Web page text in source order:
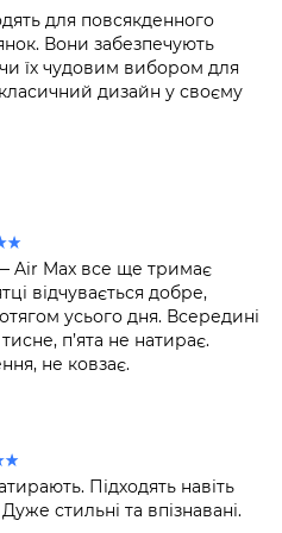
для повсякденного
Вони забезпечують
їх чудовим вибором для
класичний дизайн у своєму
Air Max все ще тримає
відчувається добре,
усього дня. Всередині
п’ята не натирає.
не ковзає.
Підходять навіть
стильні та впізнавані.